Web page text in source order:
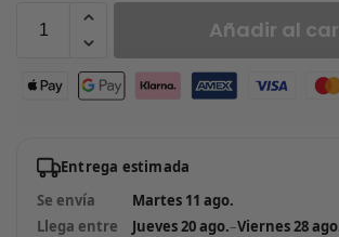
Añadir al
Entrega estimada
Se envía
Martes 11 ago.
Llega entre
Jueves 20 ago.–Viernes 28